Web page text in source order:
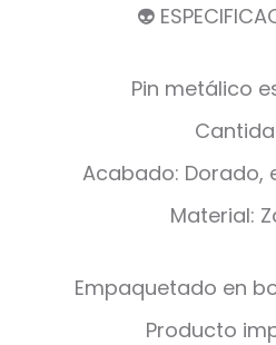
👽
Pin metálico
Acabado: Dorado,
Material:
Empaquetado en
Producto